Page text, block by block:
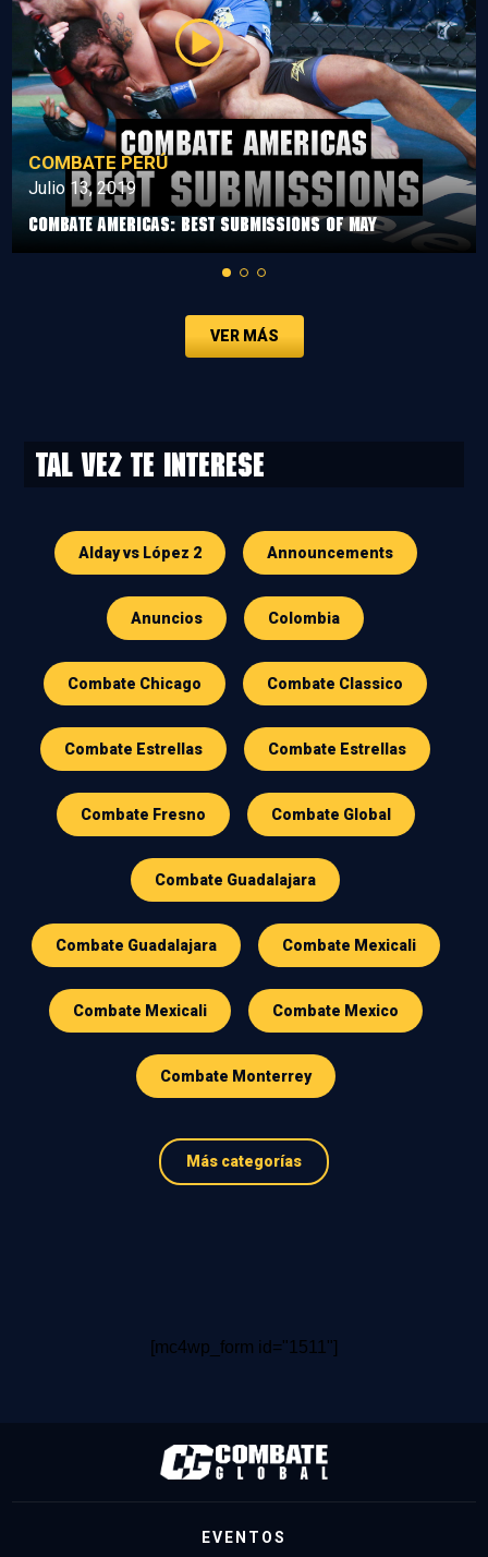
COMBATE PERÚ
Julio 13, 2019
Combate Americas: Best Submissions Of May
VER MÁS
Tal vez te interese
Alday vs López 2 Announcements
Anuncios Colombia
Combate Chicago Combate Classico
Combate Estrellas Combate Estrellas
Combate Fresno Combate Global
Combate Guadalajara
Combate Guadalajara Combate Mexicali
Combate Mexicali Combate Mexico
Combate Monterrey
Más categorías
[mc4wp_form id="1511"]
EVENTOS